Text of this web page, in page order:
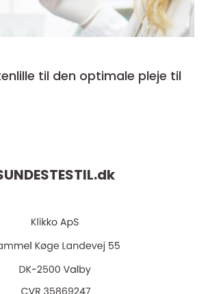
til den optimale pleje til
dk